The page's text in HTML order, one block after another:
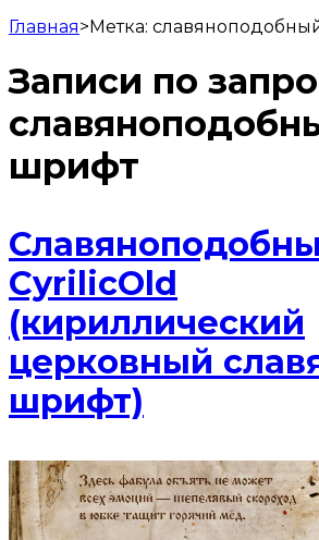
Главная>Метка:
Записи по
шрифт
CyrilicOld
(кириллический
церковный
шрифт)